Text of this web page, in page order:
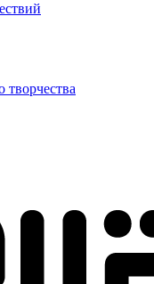
творчества